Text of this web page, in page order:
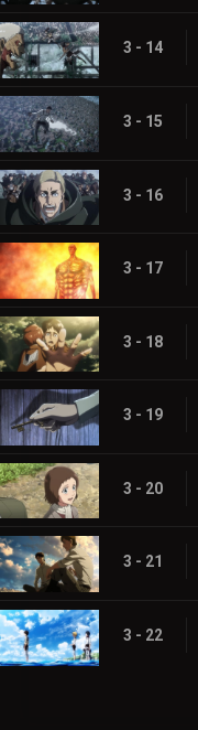
3 - 14
3 - 15
3 - 16
3 - 17
3 - 18
3 - 19
3 - 20
3 - 21
3 - 22